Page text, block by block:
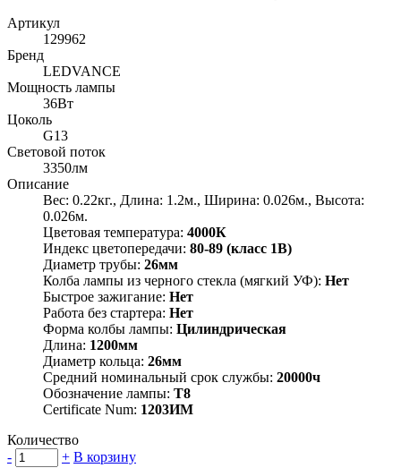
Артикул
129962
Бренд
LEDVANCE
Мощность лампы
36Вт
Цоколь
G13
Световой поток
3350лм
Описание
Вес: 0.22кг., Длина: 1.2м., Ширина: 0.026м., Высота:
0.026м.
Цветовая температура: 4000К
Индекс цветопередачи: 80-89 (класс 1В)
Диаметр трубы: 26мм
Колба лампы из черного стекла (мягкий УФ): Нет
Быстрое зажигание: Нет
Работа без стартера: Нет
Форма колбы лампы: Цилиндрическая
Длина: 1200мм
Диаметр кольца: 26мм
Средний номинальный срок службы: 20000ч
Обозначение лампы: T8
Certificate Num: 1203ИМ
Количество
-
+ В корзину